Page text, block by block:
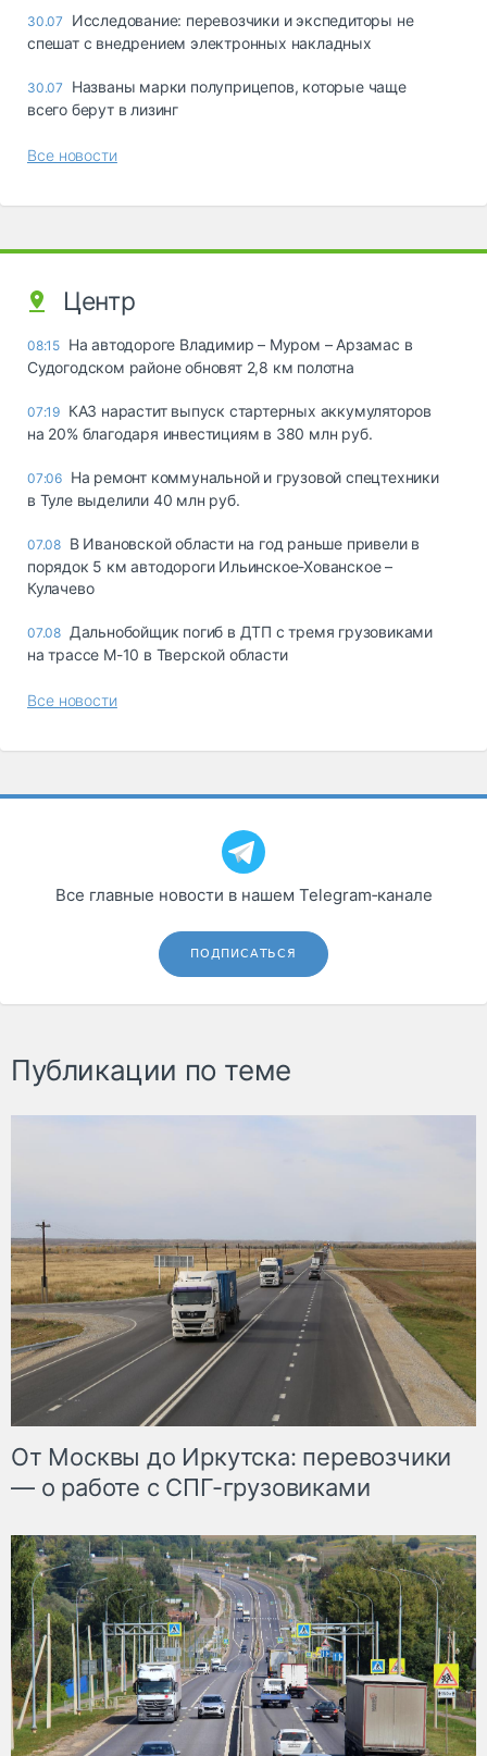
30.07
Исследование: перевозчики и экспедиторы не
спешат с внедрением электронных накладных
30.07
Названы марки полуприцепов, которые чаще
всего берут в лизинг
Все новости
Центр
08:15 На автодороге Владимир – Муром – Арзамас в
Судогодском районе обновят 2,8 км полотна
07:19 КАЗ нарастит выпуск стартерных аккумуляторов
на 20% благодаря инвестициям в 380 млн руб.
07:06 На ремонт коммунальной и грузовой спецтехники
в Туле выделили 40 млн руб.
07.08 В Ивановской области на год раньше привели в
порядок 5 км автодороги Ильинское-Хованское –
Кулачево
07.08 Дальнобойщик погиб в ДТП с тремя грузовиками
на трассе М-10 в Тверской области
Все новости
Все главные новости в нашем Telegram‑канале
ПОДПИСАТЬСЯ
Публикации по теме
От Москвы до Иркутска: перевозчики
— о работе с СПГ-грузовиками